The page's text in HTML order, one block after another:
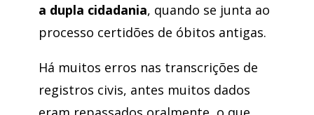
a dupla cidadania, quando se junta ao
processo certidões de óbitos antigas.
Há muitos erros nas transcrições de
registros civis, antes muitos dados